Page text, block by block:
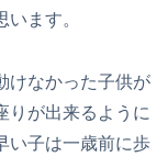
ます。
けなかった子供が
りが出来るように
い子は一歳前に歩